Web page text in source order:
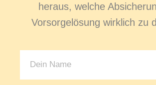
heraus, welche
Vorsorgelösung wirklich zu